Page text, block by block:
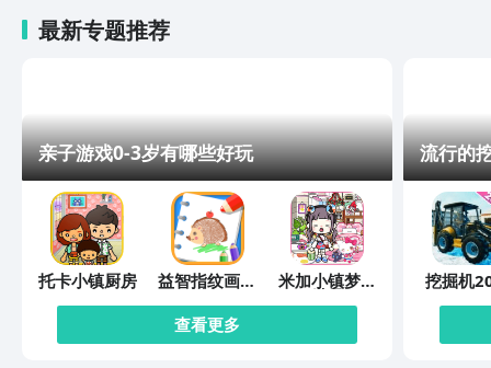
最新专题推荐
亲子游戏0-3岁有哪些好玩
托卡小镇厨房 益智指纹画画
板
米加小镇梦幻
世界
查看更多
流行的
挖掘机